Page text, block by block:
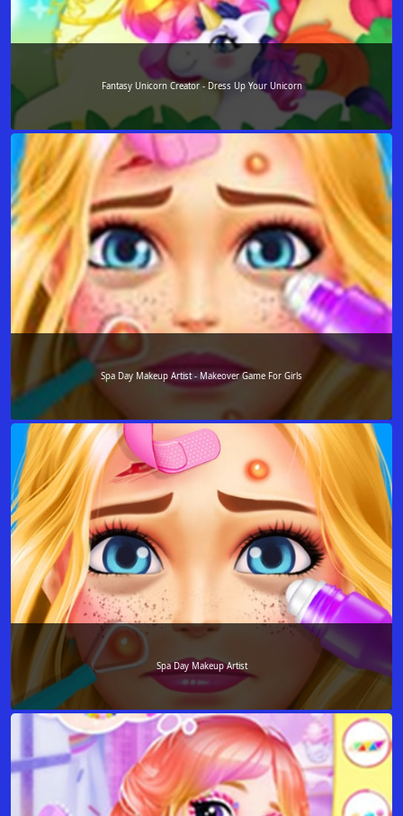
Fantasy Unicorn Creator - Dress Up Your Unicorn
Spa Day Makeup Artist - Makeover Game For Girls
Spa Day Makeup Artist